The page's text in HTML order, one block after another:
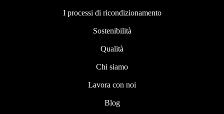
I processi di ricondizionamento
Sostenibilità
Qualità
Chi siamo
Lavora con noi
Blog